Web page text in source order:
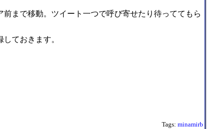
まで移動。ツイート一つで呼び寄せたり待っててもら
ておきます。
Tags: minamirb